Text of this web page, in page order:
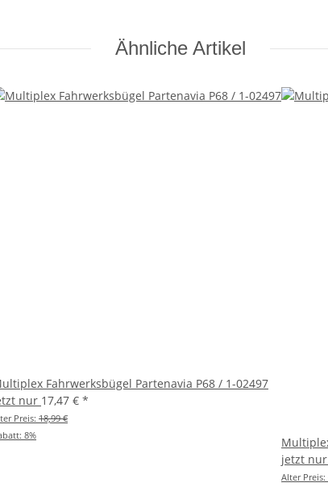
Ähnliche Artikel
Fahrwerksbügel Partenavia P68 / 1-02497
nur 17,47 € *
Preis: 18,99 €
8%
jetzt nur
Alter Preis: